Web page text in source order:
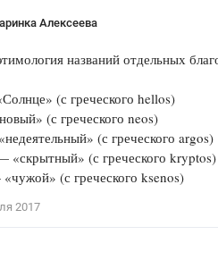
Алексеева
названий отдельных
(с греческого hellos)
(с греческого neos)
(с греческого argos)
«скрытный» (с греческого kryptos)
(с греческого ksenos)
2017